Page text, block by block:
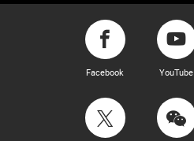
Facebook YouTube